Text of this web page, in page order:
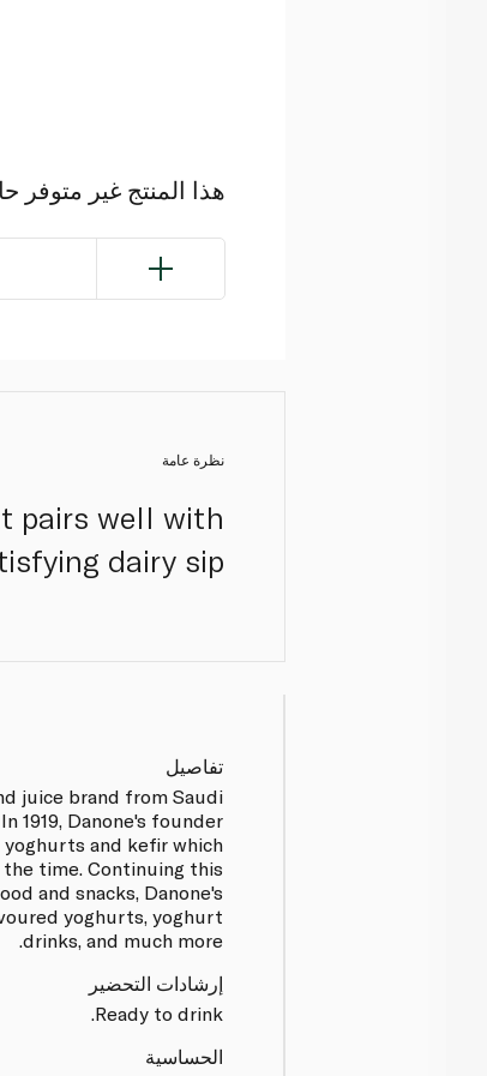
هذا المنتج غير متوفر
نظرة عامة
pairs well with
dairy sip.
تفاصيل
juice brand from Saudi
1919, Danone's founder
and kefir which
time. Continuing this
and snacks, Danone's
yoghurts, yoghurt
drinks, and much more.
إرشادات التحضير
Ready to drink.
الحساسية